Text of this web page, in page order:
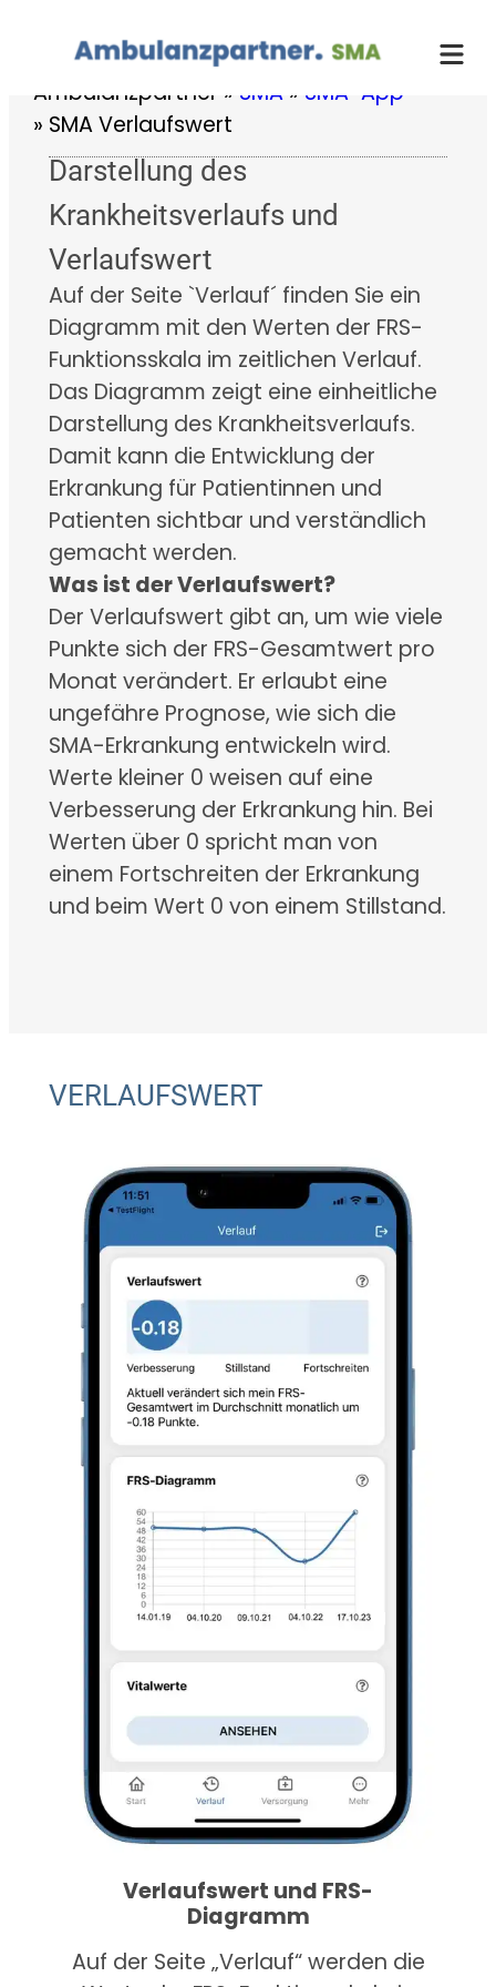
springen
Ambulanzpartner » SMA » SMA-App
» SMA Verlaufswert
Darstellung des
Krankheitsverlaufs und
Verlaufswert
Auf der Seite `Verlauf´ finden Sie ein
Diagramm mit den Werten der FRS-
Funktionsskala im zeitlichen Verlauf.
Das Diagramm zeigt eine einheitliche
Darstellung des Krankheitsverlaufs.
Damit kann die Entwicklung der
Erkrankung für Patientinnen und
Patienten sichtbar und verständlich
gemacht werden.
Was ist der Verlaufswert?
Der Verlaufswert gibt an, um wie viele
Punkte sich der FRS-Gesamtwert pro
Monat verändert. Er erlaubt eine
ungefähre Prognose, wie sich die
SMA-Erkrankung entwickeln wird.
Werte kleiner 0 weisen auf eine
Verbesserung der Erkrankung hin. Bei
Werten über 0 spricht man von
einem Fortschreiten der Erkrankung
und beim Wert 0 von einem Stillstand.
VERLAUFSWERT
Verlaufswert und FRS-
Diagramm
Auf der Seite „Verlauf“ werden die